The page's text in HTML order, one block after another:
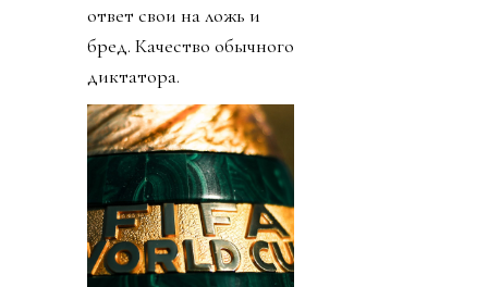
ответ свои на ложь и
бред. Качество обычного
диктатора.